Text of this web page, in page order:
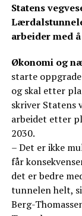
Statens
arbeider med
Økonomi og
starte
og skal etter
skriver Statens
arbeidet etter
2030.
– Det er ikke
får
det er bedre
tunnelen helt,
Berg-